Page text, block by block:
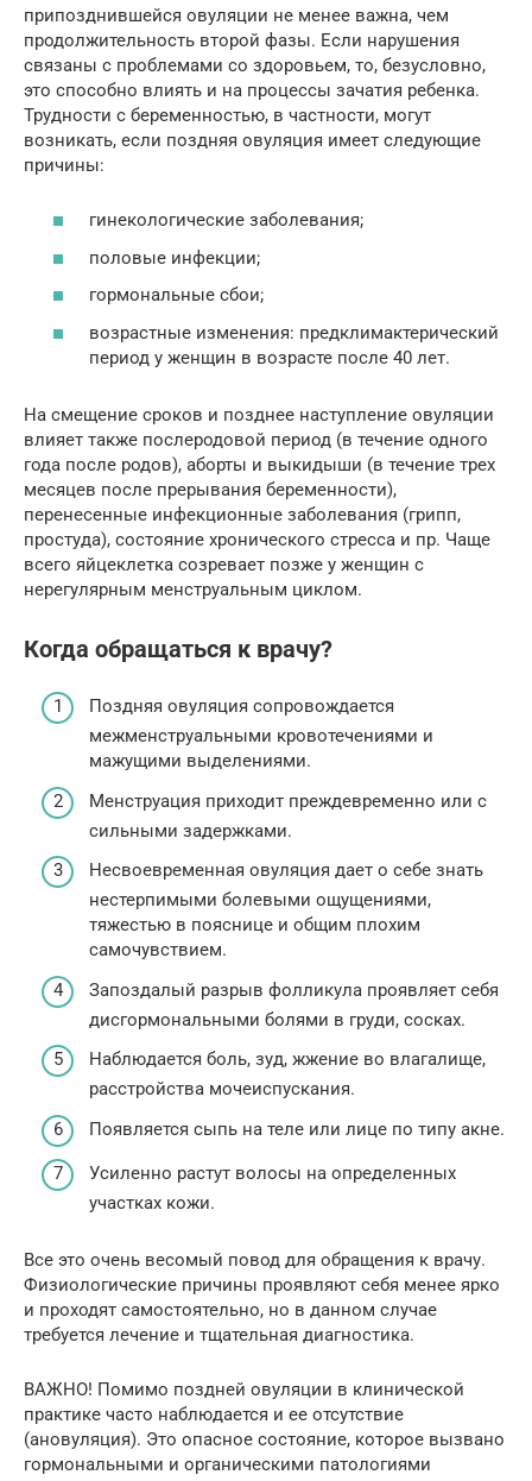
припозднившейся овуляции не менее важна, чем
продолжительность второй фазы. Если нарушения
связаны с проблемами со здоровьем, то, безусловно,
это способно влиять и на процессы зачатия ребенка.
Трудности с беременностью, в частности, могут
возникать, если поздняя овуляция имеет следующие
причины:
гинекологические заболевания;
половые инфекции;
гормональные сбои;
возрастные изменения: предклимактерический
период у женщин в возрасте после 40 лет.
На смещение сроков и позднее наступление овуляции
влияет также послеродовой период (в течение одного
года после родов), аборты и выкидыши (в течение трех
месяцев после прерывания беременности),
перенесенные инфекционные заболевания (грипп,
простуда), состояние хронического стресса и пр. Чаще
всего яйцеклетка созревает позже у женщин с
нерегулярным менструальным циклом.
Когда обращаться к врачу?
Поздняя овуляция сопровождается
межменструальными кровотечениями и
мажущими выделениями.
Менструация приходит преждевременно или с
сильными задержками.
Несвоевременная овуляция дает о себе знать
нестерпимыми болевыми ощущениями,
тяжестью в пояснице и общим плохим
самочувствием.
Запоздалый разрыв фолликула проявляет себя
дисгормональными болями в груди, сосках.
Наблюдается боль, зуд, жжение во влагалище,
расстройства мочеиспускания.
Появляется сыпь на теле или лице по типу акне.
Усиленно растут волосы на определенных
участках кожи.
Все это очень весомый повод для обращения к врачу.
Физиологические причины проявляют себя менее ярко
и проходят самостоятельно, но в данном случае
требуется лечение и тщательная диагностика.
ВАЖНО! Помимо поздней овуляции в клинической
практике часто наблюдается и ее отсутствие
(ановуляция). Это опасное состояние, которое вызвано
гормональными и органическими патологиями